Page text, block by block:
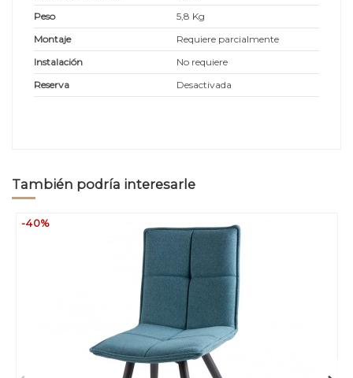
Peso
5,8 Kg
Montaje
Requiere parcialmente
Instalación
No requiere
Reserva
Desactivada
También podría interesarle
-40%